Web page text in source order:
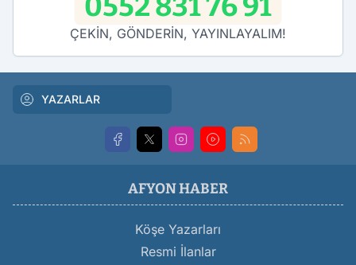
ÇEKİN, GÖNDERİN, YAYINLAYALIM!
YAZARLAR
AFYON HABER
Köşe Yazarları
Resmi İlanlar